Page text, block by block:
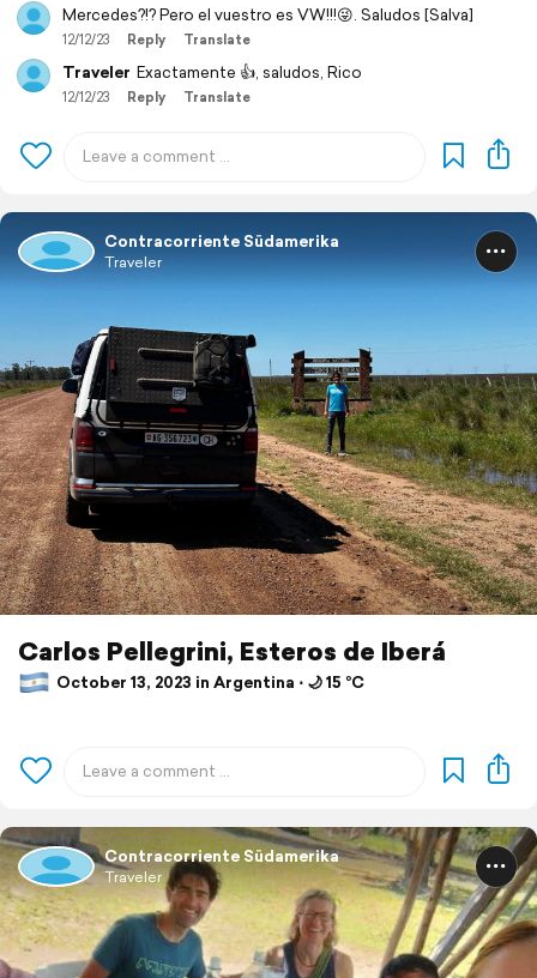
Mercedes?!? Pero el vuestro es VW!!!😜. Saludos [Salva]
12/12/23 Reply Translate
Traveler Exactamente 👍, saludos, Rico
12/12/23 Reply Translate
Contracorriente Südamerika
Traveler
Carlos Pellegrini, Esteros de Iberá
October 13, 2023 in Argentina ⋅ 🌙 15 °C
Contracorriente Südamerika
Traveler